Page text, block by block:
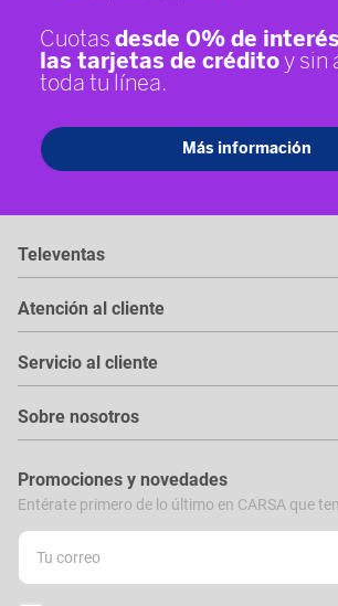
Televentas
Atención al cliente
Servicio al cliente
Sobre nosotros
Promociones y novedades
Entérate primero de lo último en CARSA que